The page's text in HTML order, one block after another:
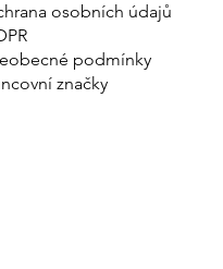
osobních údajů
podmínky
značky